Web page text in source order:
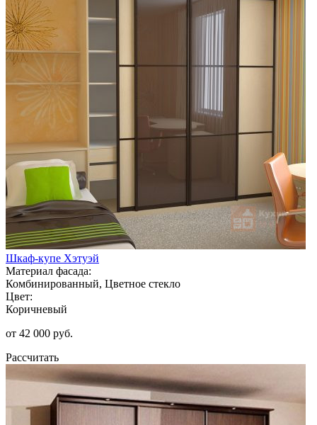
Шкаф-купе Хэтуэй
Материал фасада:
Комбинированный, Цветное стекло
Цвет:
Коричневый
от 42 000 руб.
Рассчитать